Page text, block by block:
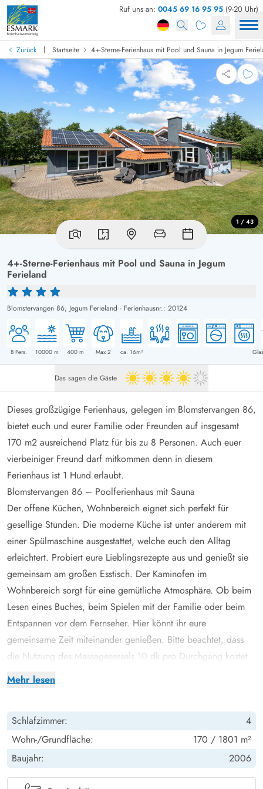
Ruf uns an: 0045 69 16 95 95 (9-20 Uhr)
Zurück | Startseite 4+-Sterne-Ferienhaus mit Pool und Sauna in Jegum
4+-Sterne-Ferienhaus mit Pool und Sauna in Jegum
Ferieland
Blomstervangen 86, Jegum Ferieland - Ferienhausnr.: 20124
8 Pers. 10000 m 400m Max 2 ca. 16m²
1 / 43
Das sagen die Gäste 4 von 5
Mehr lesen
Dieses großzügige Ferienhaus, gelegen im Blomstervangen 86,
bietet euch und eurer Familie oder Freunden auf insgesamt
170 m2 ausreichend Platz für bis zu 8 Personen. Auch euer
vierbeiniger Freund darf mitkommen denn in diesem
Ferienhaus ist 1 Hund erlaubt.
Blomstervangen 86 – Poolferienhaus mit Sauna
Der offene Küchen, Wohnbereich eignet sich perfekt für
gesellige Stunden. Die moderne Küche ist unter anderem mit
einer Spülmaschine ausgestattet, welche euch den Alltag
erleichtert. Probiert eure Lieblingsrezepte aus und genießt sie
gemeinsam am großen Esstisch. Der Kaminofen im
Wohnbereich sorgt für eine gemütliche Atmosphäre. Ob beim
Lesen eines Buches, beim Spielen mit der Familie oder beim
Entspannen vor dem Fernseher. Hier könnt ihr eure
gemeinsame Zeit miteinander genießen. Bitte beachtet, dass
die Nutzung des Massagesessels 10 dk pro Durchgang kostet.
Das Ferienhaus verfügt über 4 Schlafzimmer die jeweils mit
Fußbodenheizung. Eine Waschmaschine und ein
Wäschetrockner ermöglichen es euch, auch bei längeren
Aufenthalten immer frische Wäsche zur Verfügung zu haben.
Der 16m² große Pool ist sicherlich ein kleines Highlight des
Schlafzimmer:
4
Wohn-/Grundfläche:
170 / 1801 m²
Baujahr:
2006